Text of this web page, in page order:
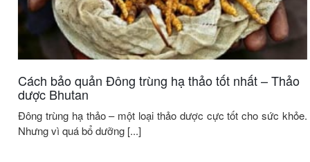
Cách bảo quản Đông trùng hạ thảo tốt nhất – Thảo
dược Bhutan
Đông trùng hạ thảo – một loại thảo dược cực tốt cho sức khỏe.
Nhưng vì quá bổ dưỡng [...]